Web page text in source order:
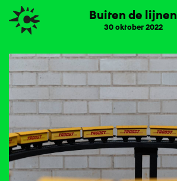
Buiten de lijnen
30 oktober 2022